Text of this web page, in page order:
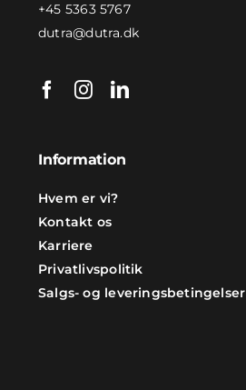
+45 5363 5767
dutra@dutra.dk
Information
Hvem er vi?
Kontakt os
Karriere
Privatlivspolitik
Salgs- og leveringsbetingelser